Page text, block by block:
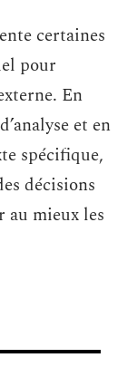
certaines
pour
En
et en
spécifique,
décisions
au mieux les